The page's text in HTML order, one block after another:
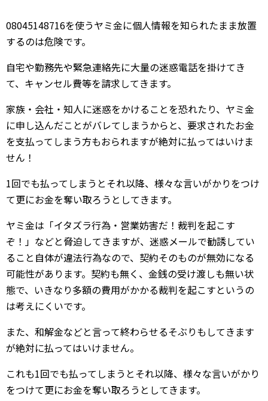
08045148716を使うヤミ金に個人情報を知られたまま放置
するのは危険です。
自宅や勤務先や緊急連絡先に大量の迷惑電話を掛けてき
て、キャンセル費等を請求してきます。
家族・会社・知人に迷惑をかけることを恐れたり、ヤミ金
に申し込んだことがバレてしまうからと、要求されたお金
を支払ってしまう方もおられますが絶対に払ってはいけま
せん！
1回でも払ってしまうとそれ以降、様々な言いがかりをつけ
て更にお金を奪い取ろうとしてきます。
ヤミ金は「イタズラ行為・営業妨害だ！裁判を起こす
ぞ！」などと脅迫してきますが、迷惑メールで勧誘してい
ること自体が違法行為なので、契約そのものが無効になる
可能性があります。契約も無く、金銭の受け渡しも無い状
態で、いきなり多額の費用がかかる裁判を起こすというの
は考えにくいです。
また、和解金などと言って終わらせるそぶりもしてきます
が絶対に払ってはいけません。
これも1回でも払ってしまうとそれ以降、様々な言いがかり
をつけて更にお金を奪い取ろうとしてきます。